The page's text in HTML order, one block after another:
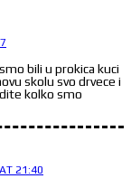
bili u prokica kuci
skolu svo drvece i
kolko smo
21:40